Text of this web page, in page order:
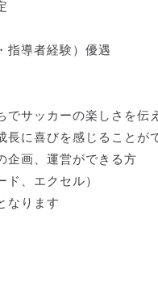
指導者経験）優遇
でサッカーの楽しさを伝
長に喜びを感じることが
企画、運営ができる方
、エクセル）
なります